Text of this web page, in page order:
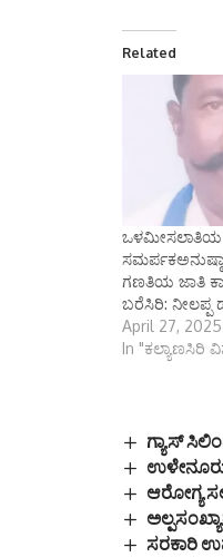
Related
ಒಳಮೀಸಲಾತಿಯ
ಗಣತಿಯ ಜಾತಿ
ಬರೆಸಿರಿ: ನೀಲಪ್ಪ
April 27, 2025
In "ಕಲ್ಯಾಣಸಿರಿ
ಗ್ಯಾಸ್
ಆರೋಗ್ಯ
ಸರಕಾರಿ